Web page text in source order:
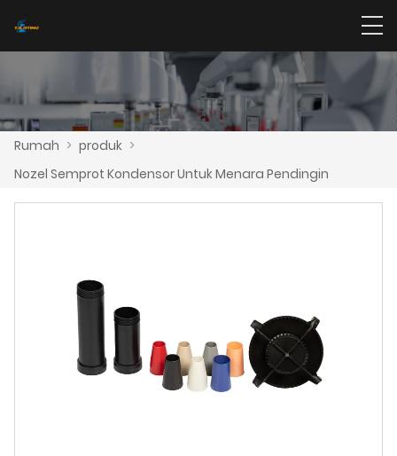
Rumah > produk >
Nozel Semprot Kondensor Untuk Menara Pendingin